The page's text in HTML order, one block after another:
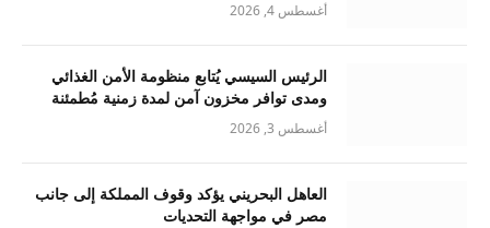
أغسطس 4, 2026
الرئيس السيسي يُتابع منظومة الأمن الغذائي
ومدى توافر مخزون آمن لمدة زمنية مُطمئنة
أغسطس 3, 2026
العاهل البحريني يؤكد وقوف المملكة إلى جانب
مصر في مواجهة التحديات